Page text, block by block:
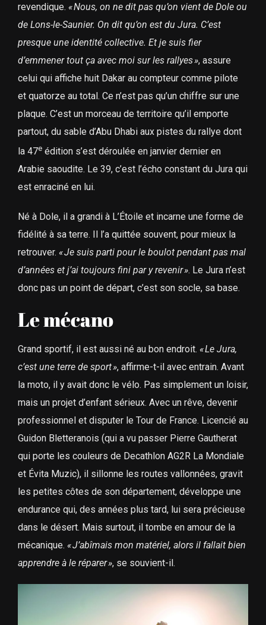
revendique. « Nous, on ne dit pas qu’on vient de Dole ou
de Lons-le-Saunier. On dit qu’on est du Jura. C’est
presque une identité collective. Et je suis fier
d’emmener tout ça avec moi sur les rallyes », assure
celui qui affiche huit Dakar au compteur comme pilote
et quatorze au total. Ce n’est pas qu’un chiffre sur une
plaque. C’est un morceau de territoire qu’il emporte
partout, du sable d’Abu Dhabi aux pistes du rallye dont
la 47eédition s’est déroulée en janvier dernier en
Arabie saoudite. Le 39, c’est l’écho constant du Jura qui
est enraciné en lui.
Né à Dole, il a grandi à L’Étoile et incarne une forme de
fidélité à sa terre. Il l’a quittée souvent, pour mieux la
retrouver. « Je suis parti pour le boulot pendant pas mal
d’années et j’ai toujours fini par y revenir ». Le Jura n’est
donc pas un point de départ, c’est son socle, sa base.
Le mécano
Grand sportif, il est aussi né au bon endroit. « Le Jura,
c’est une terre de sport », affirme-t-il avec entrain. Avant
la moto, il y avait donc le vélo. Pas simplement un loisir,
mais un projet d’enfant sérieux. Avec un rêve, devenir
professionnel et disputer le Tour de France. Licencié au
Guidon Bletteranois (qui a vu passer Pierre Gautherat
qui porte les couleurs de Decathlon AG2R La Mondiale
et Évita Muzic), il sillonne les routes vallonnées, gravit
les petites côtes de son département, développe une
endurance qui, des années plus tard, lui sera précieuse
dans le désert. Mais surtout, il tombe en amour de la
mécanique. « J’abîmais mon matériel, alors il fallait bien
apprendre à le réparer », se souvient-il.